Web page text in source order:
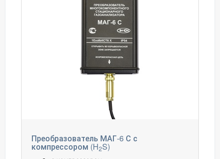
Преобразователь МАГ-6 С с
компрессором (H2S)